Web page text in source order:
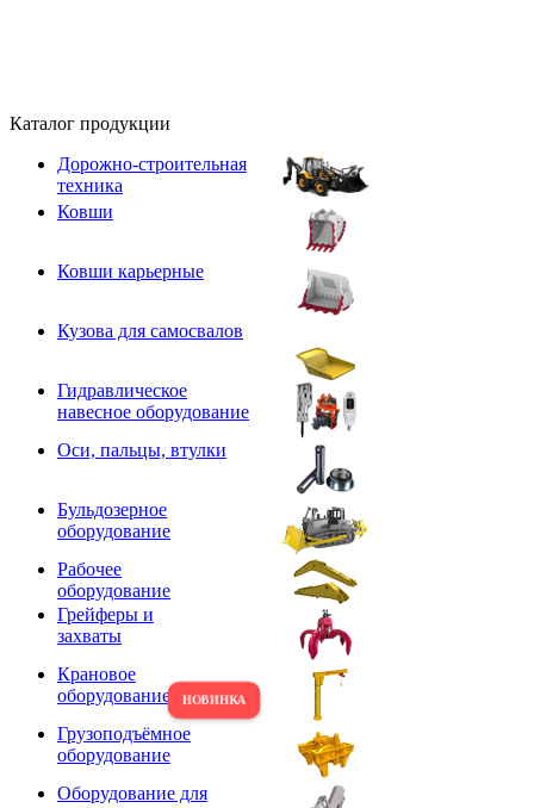
Каталог продукции
Дорожно-строительная
техника
Ковши
Ковши карьерные
Кузова для самосвалов
Гидравлическое
навесное оборудование
Оси, пальцы, втулки
Бульдозерное
оборудование
Рабочее
оборудование
Грейферы и
захваты
Крановое
оборудование
Грузоподъёмное
оборудование
Оборудование для